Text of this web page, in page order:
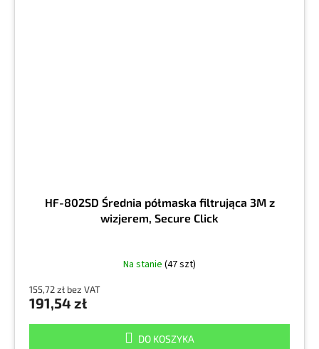
HF-802SD Średnia półmaska filtrująca 3M z
wizjerem, Secure Click
Na stanie (47 szt)
155,72 zł bez VAT
191,54 zł
DO KOSZYKA